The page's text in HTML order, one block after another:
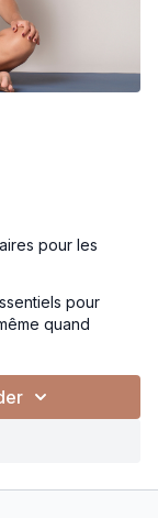
pour les
sont limités.
faire que le
préserver une
ou les
pour
quand